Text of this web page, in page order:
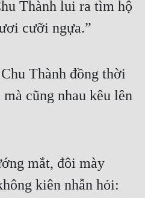
Thành lui ra tìm hộ
cưỡi ngựa.”
Thành đồng thời
cũng nhau kêu lên
mắt, đôi mày
kiên nhẫn hỏi: